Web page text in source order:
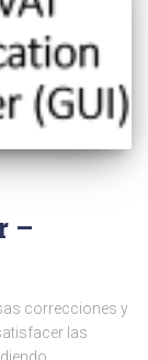
–
correcciones y
las